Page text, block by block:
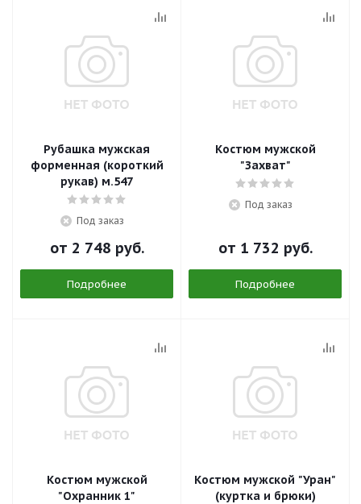
Рубашка мужская
форменная (короткий
рукав) м.547
Под заказ
от 2 748 руб.
Подробнее
Костюм мужской
"Захват"
Под заказ
от 1 732 руб.
Подробнее
Костюм мужской
"Охранник 1"
Костюм мужской "Уран"
(куртка и брюки)